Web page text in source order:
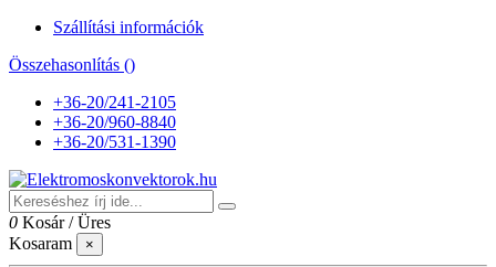
Szállítási információk
Összehasonlítás ()
+36-20/241-2105
+36-20/960-8840
+36-20/531-1390
0 Kosár /Üres
Kosaram
×